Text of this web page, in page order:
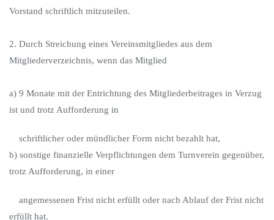
Vorstand schriftlich mitzuteilen.
2. Durch Streichung eines Vereinsmitgliedes aus dem
Mitgliederverzeichnis, wenn das Mitglied
a) 9 Monate mit der Entrichtung des Mitgliederbeitrages in Verzug
ist und trotz Aufforderung in
schriftlicher oder mündlicher Form nicht bezahlt hat,
b) sonstige finanzielle Verpflichtungen dem Turnverein gegenüber,
trotz Aufforderung, in einer
angemessenen Frist nicht erfüllt oder nach Ablauf der Frist nicht
erfüllt hat.